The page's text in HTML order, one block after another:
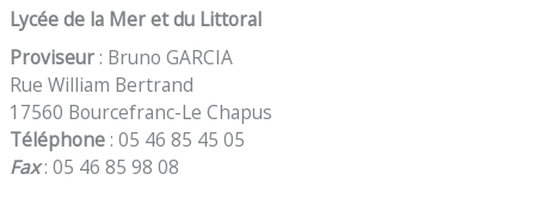
Lycée de la Mer et du Littoral
Proviseur : Bruno GARCIA
Rue William Bertrand
17560 Bourcefranc-Le Chapus
Téléphone : 05 46 85 45 05
Fax: 05 46 85 98 08